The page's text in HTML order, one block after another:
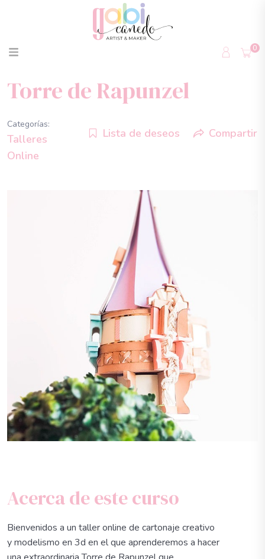
0
Torre de Rapunzel
Categorías:
Talleres
Online
Lista de deseos Compartir
Acerca de este curso
Bienvenidos a un taller online de cartonaje creativo
y modelismo en 3d en el que aprenderemos a hacer